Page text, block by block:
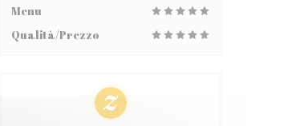
Menu
Qualità/Prezzo